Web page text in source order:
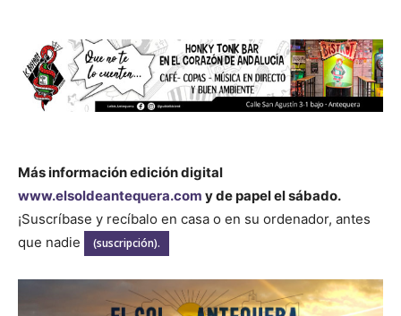
Más información edición digital
www.elsoldeantequera.com y de papel el sábado.
¡Suscríbase y recíbalo en casa o en su ordenador, antes
que nadie
(suscripción).